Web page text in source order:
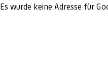
Es wurde keine Adresse für